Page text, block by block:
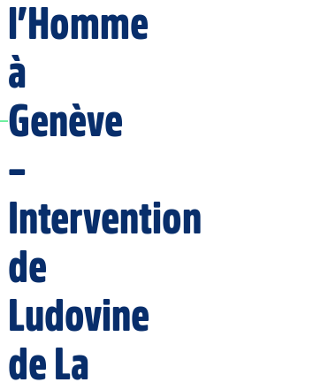
l’Homme
à
Genève
–
Intervention
de
Ludovine
de La